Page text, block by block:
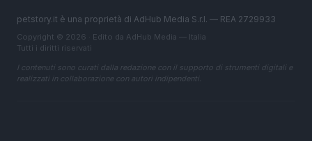
petstory.it è una proprietà di AdHub Media S.r.l. — REA 2729933
Copyright © 2026 · Edito da AdHub Media — Italia
Tutti i diritti riservati
I contenuti sono curati dalla redazione con il supporto di strumenti digitali e
realizzati in collaborazione con autori indipendenti.